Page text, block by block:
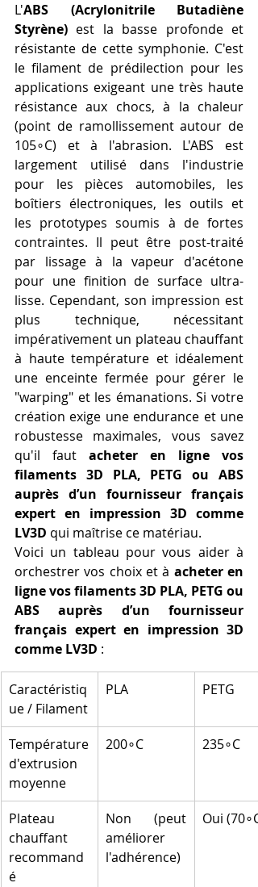
L'ABS (Acrylonitrile Butadiène
Styrène) est la basse profonde et
résistante de cette symphonie. C'est
le filament de prédilection pour les
applications exigeant une très haute
résistance aux chocs, à la chaleur
(point de ramollissement autour de
105∘C) et à l'abrasion. L'ABS est
largement utilisé dans l'industrie
pour les pièces automobiles, les
boîtiers électroniques, les outils et
les prototypes soumis à de fortes
contraintes. Il peut être post-traité
par lissage à la vapeur d'acétone
pour une finition de surface ultra-
lisse. Cependant, son impression est
plus technique, nécessitant
impérativement un plateau chauffant
à haute température et idéalement
une enceinte fermée pour gérer le
"warping" et les émanations. Si votre
création exige une endurance et une
robustesse maximales, vous savez
qu'il faut acheter en ligne vos
filaments 3D PLA, PETG ou ABS
auprès d’un fournisseur français
expert en impression 3D comme
LV3D qui maîtrise ce matériau.
Voici un tableau pour vous aider à
orchestrer vos choix et à acheter en
ligne vos filaments 3D PLA, PETG ou
ABS auprès d’un fournisseur
français expert en impression 3D
comme LV3D :
Caractéristiq
ue / Filament
PLA PETG
Température
d'extrusion
moyenne
200∘C 235∘C
Plateau
chauffant
recommand
é
Non (peut
améliorer
l'adhérence)
Oui (70∘C)